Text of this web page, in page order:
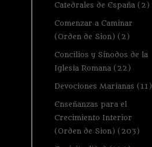
Catedrales de España (2)
Comenzar a Caminar
(Orden de Sion) (2)
Concilios y Sínodos de la
Iglesia Romana (22)
Devociones Marianas (11)
Enseñanzas para el
Crecimiento Interior
(Orden de Sion) (203)